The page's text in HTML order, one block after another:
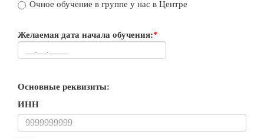
Очное обучение в группе у нас в Центре
Желаемая дата начала обучения:*
Основные реквизиты:
ИНН